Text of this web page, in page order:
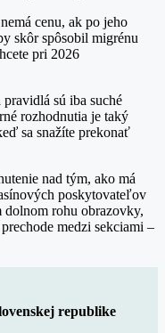
cenu, ak po jeho
skôr spôsobil migrénu
pri 2026
sú iba suché
rozhodnutia je taký
sa snažíte prekonať
nad tým, ako má
poskytovateľov
rohu obrazovky,
medzi sekciami –
republike